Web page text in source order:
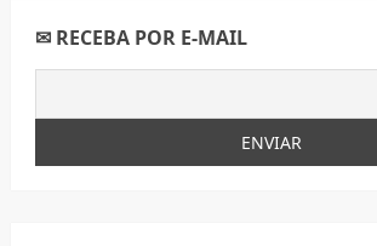
✉ RECEBA POR E-MAIL